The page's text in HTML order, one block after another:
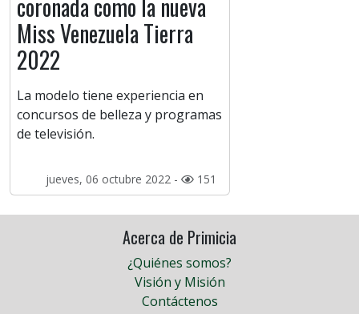
coronada como la nueva
Miss Venezuela Tierra
2022
La modelo tiene experiencia en
concursos de belleza y programas
de televisión.
jueves, 06 octubre 2022 - 151
Acerca de Primicia
¿Quiénes somos?
Visión y Misión
Contáctenos